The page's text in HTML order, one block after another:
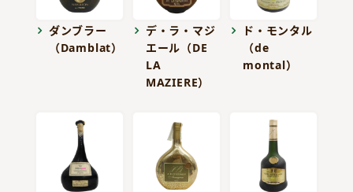
ダンブラー
（Damblat）
デ・ラ・マジ
エール（DE
LA
MAZIERE）
ド・モンタル
（de
montal）